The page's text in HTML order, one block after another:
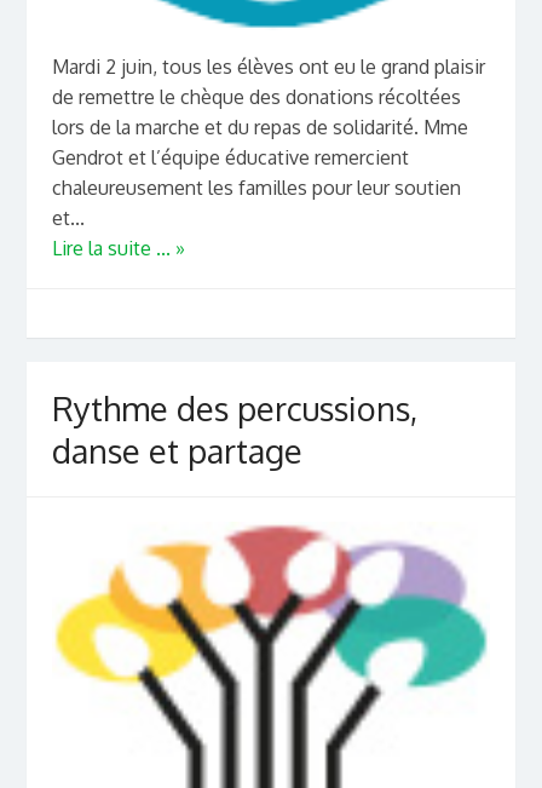
Mardi 2 juin, tous les élèves ont eu le grand plaisir
de remettre le chèque des donations récoltées
lors de la marche et du repas de solidarité. Mme
Gendrot et l’équipe éducative remercient
chaleureusement les familles pour leur soutien
et...
Lire la suite ... »
Rythme des percussions,
danse et partage